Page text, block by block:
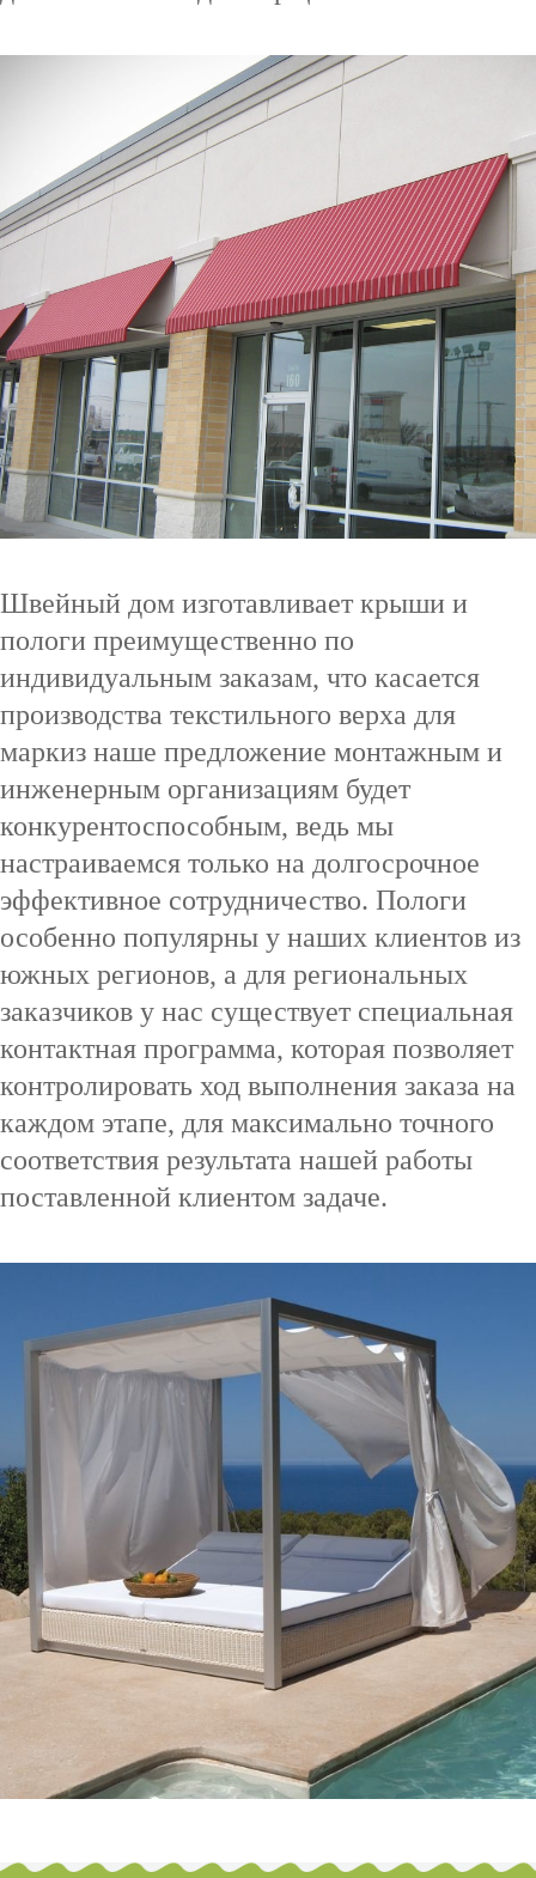
Швейный дом изготавливает крыши и
пологи преимущественно по
индивидуальным заказам, что касается
производства текстильного верха для
маркиз наше предложение монтажным и
инженерным организациям будет
конкурентоспособным, ведь мы
настраиваемся только на долгосрочное
эффективное сотрудничество. Пологи
особенно популярны у наших клиентов из
южных регионов, а для региональных
заказчиков у нас существует специальная
контактная программа, которая позволяет
контролировать ход выполнения заказа на
каждом этапе, для максимально точного
соответствия результата нашей работы
поставленной клиентом задаче.